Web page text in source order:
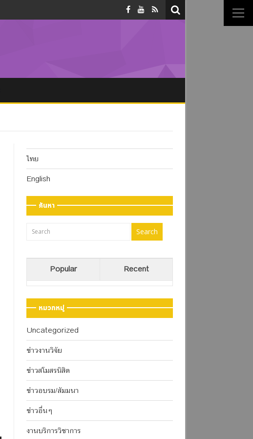
ไทย
English
ค้นหา
Popular Recent
หมวกหมู่
Uncategorized
ข่าวงานวิจัย
ข่าวสโมสรนิสิต
ข่าวอบรม/สัมมนา
ข่าวอื่นๆ
งานบริการวิชาการ